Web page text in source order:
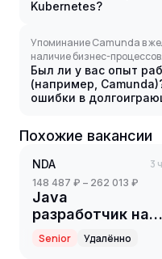
Kubernetes?
Упоминание Camunda в
наличие бизнес-процессов.
Был ли у вас опыт
(например,
ошибки в
Похожие вакансии
NDA 3
148 487 ₽ – 262 013 ₽
Java
разработчик на
партнерский
проект(ритейл)
Senior Удалённо